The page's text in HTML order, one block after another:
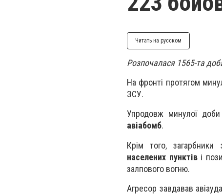
Читать на русском
Розпочалася 1565-та
На фронті протягом
ЗСУ.
Упродовж минулої
авіабомб.
Крім того, загарбники
населених пунктіві
залпового вогню.
Агресор завдавав